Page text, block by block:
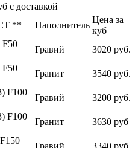
с доставкой
** Наполнитель
Цена за
куб
Гравий 3020 руб.
Гранит 3540 руб.
F100
Гравий 3200 руб.
F100
Гранит 3630 руб
Гравий 3340 руб.